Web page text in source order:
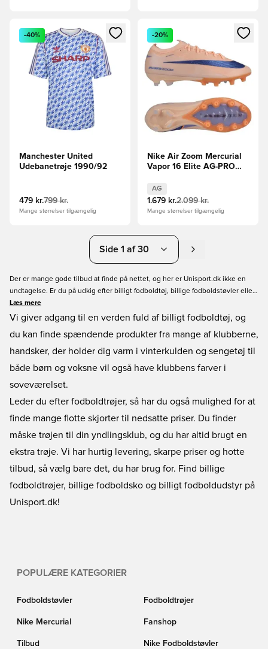
Åbner en Modal til at logge ind eller tilmelde dig som
-40%
Manchester United
Udebanetrøje 1990/92
479 kr.799 kr.
Mange størrelser tilgængelig
Åbner en Modal til at logge
-20%
Nike Air Zoom Mercurial
Vapor 16 Elite AG-PRO
AG
1.679 kr.2.099 kr.
Mange størrelser tilgængelig
Side 1 af 30
Der er mange gode tilbud at finde på nettet, og her er Unisport.dk ikke en
undtagelse. Er du på udkig efter billigt fodboldtøj, billige fodboldstøvler eller
nogle fodboldtrøjer til billige penge, så finder du et stort udvalg ved at vælge
webshoppen og gå efter produkter på tilbud.
Læs mere
Vi giver adgang til en verden fuld af billigt fodboldtøj, og
du kan finde spændende produkter fra mange af klubberne,
handsker, der holder dig varm i vinterkulden og sengetøj til
både børn og voksne vil også have klubbens farver i
soveværelset.
Leder du efter fodboldtrøjer, så har du også mulighed for at
finde mange flotte skjorter til nedsatte priser. Du finder
måske trøjen til din yndlingsklub, og du har altid brugt en
ekstra trøje. Vi har hurtig levering, skarpe priser og hotte
tilbud, så vælg bare det, du har brug for. Find billige
fodboldtrøjer, billige fodboldsko og billigt fodboldudstyr på
Unisport.dk!
POPULÆRE KATEGORIER
Fodboldstøvler Fodboldtrøjer
Nike Mercurial Fanshop
Tilbud Nike Fodboldstøvler